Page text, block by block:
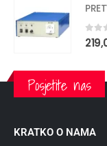
0
Posjetite nas
KRATKO O NAMA